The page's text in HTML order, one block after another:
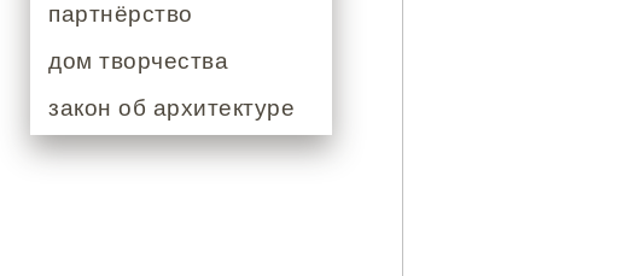
партнёрство
дом творчества
закон об архитектуре